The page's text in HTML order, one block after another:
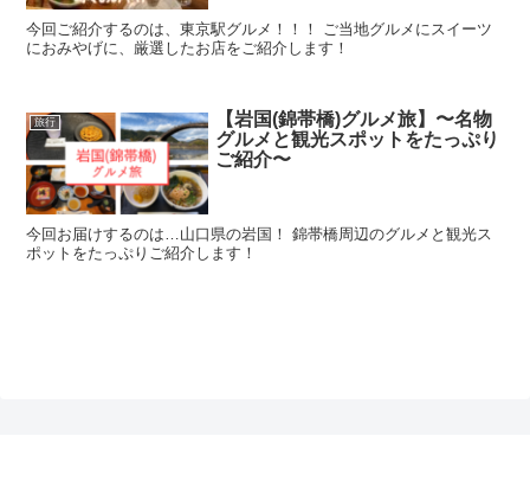
今回ご紹介するのは、東京駅グルメ！！！ ご当地グルメにスイーツ
におみやげに、厳選したお店をご紹介します！
旅行
【岩国(錦帯橋)グルメ旅】〜名物
グルメと観光スポットをたっぷり
ご紹介〜
今回お届けするのは…山口県の岩国！ 錦帯橋周辺のグルメと観光ス
ポットをたっぷりご紹介します！